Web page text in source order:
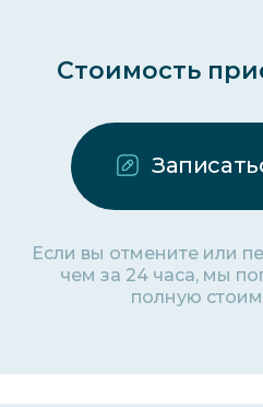
Стоимость
Если вы отмените или
чем за 24 часа, мы
полную